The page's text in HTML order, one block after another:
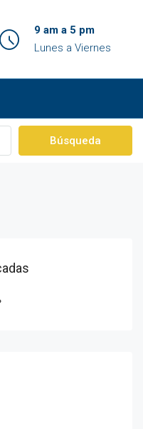
9 am a 5 pm
Lunes a Viernes
Búsqueda